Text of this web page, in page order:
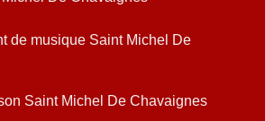
de musique Saint Michel De
Saint Michel De Chavaignes